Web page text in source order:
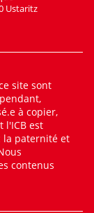
Ustaritz
site sont
à copier,
l'ICB est
la paternité et
contenus